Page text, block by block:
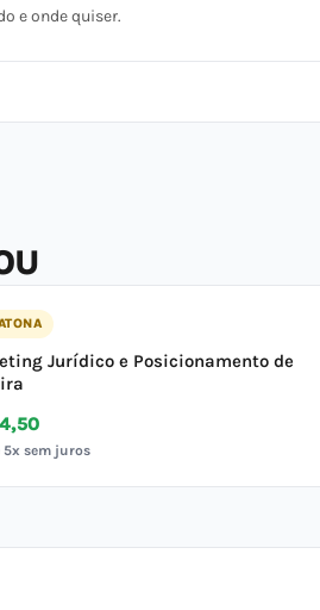
e onde quiser.
Jurídico e Posicionamento de
5x sem juros